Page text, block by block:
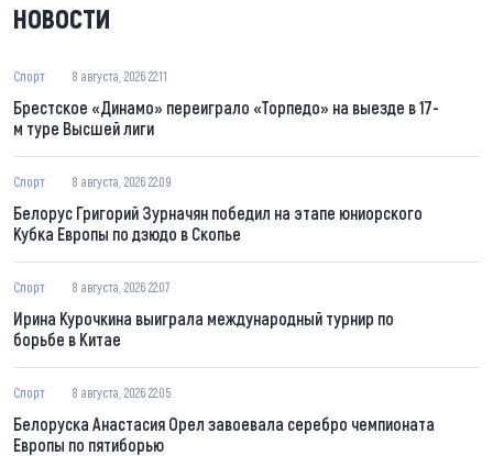
НОВОСТИ
Спорт 8 августа, 2026 22:11
Брестское «Динамо» переиграло «Торпедо» на выезде в 17-
м туре Высшей лиги
Спорт 8 августа, 2026 22:09
Белорус Григорий Зурначян победил на этапе юниорского
Кубка Европы по дзюдо в Скопье
Спорт 8 августа, 2026 22:07
Ирина Курочкина выиграла международный турнир по
борьбе в Китае
Спорт 8 августа, 2026 22:05
Белоруска Анастасия Орел завоевала серебро чемпионата
Европы по пятиборью